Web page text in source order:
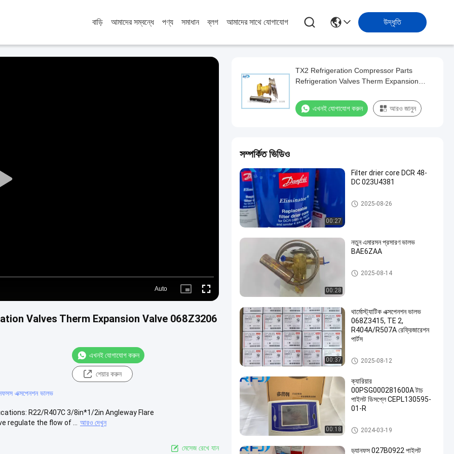
বাড়ি আমাদের সম্বন্ধে পণ্য সমাধান ব্লগ আমাদের সাথে যোগাযোগ উদ্ধৃতি
Play
Auto
Picture- Fullscreen
Valves Therm Expansion Valve 068Z3206
এখনই যোগাযোগ করুন
শেয়ার করুন
এক্সপেনশন ভালভ
R22/R407C 3/8in*1/2in Angleway Flare
regulate the flow of ...
আরও দেখুন
মেসেজ রেখে যান
TX2 Refrigeration Compressor Parts
Refrigeration Valves Therm Expansion
এখনই যোগাযোগ করুন আরও জানুন
সম্পর্কিত ভিডিও
00:27
Filter drier core DCR 48-
DC 023U4381
হিমায়ন যন্ত্রাংশ
2025-08-26
00:28
নতুন এমারসন প্রসারণ ভালভ
BAE6ZAA
হিমায়ন যন্ত্রাংশ
2025-08-14
00:37
থার্মোস্ট্যাটিক এক্সপেনশন ভালভ
068Z3415, TE 2,
R404A/R507A রেফ্রিজারেশন
পার্টস
হিমায়ন যন্ত্রাংশ
2025-08-12
00:18
ক্যারিয়ার
00PSG000281600A টাচ
পাইলট ডিসপ্লে CEPL130595-
01-R
হিমায়ন যন্ত্রাংশ
2024-03-19
ড্যানফস 027B0922 পাইলট